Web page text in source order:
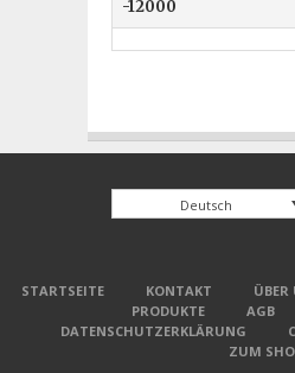
-12000
Deutsch
STARTSEITE KONTAKT ÜBER
PRODUKTE
AGB
DATENSCHUTZERKLÄRUNG
ZUM